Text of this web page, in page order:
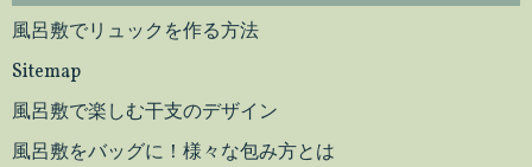
風呂敷でリュックを作る方法
Sitemap
風呂敷で楽しむ干支のデザイン
風呂敷をバッグに！様々な包み方とは